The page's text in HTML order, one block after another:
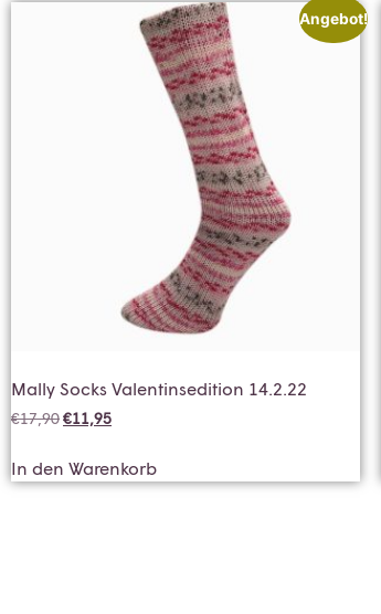
Angebot!
Mally Socks Valentinsedition 14.2.22
€17,90€11,95
In den Warenkorb